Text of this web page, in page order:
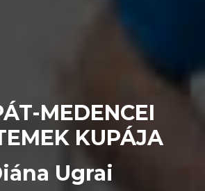
MEDENCEI
KUPÁJA
Ugrai